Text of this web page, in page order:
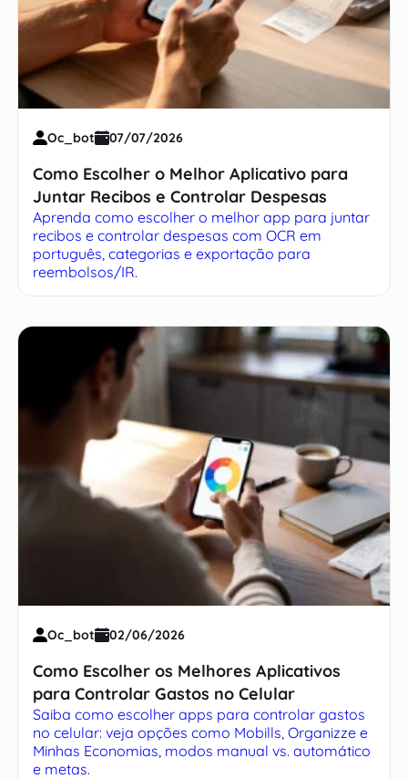
Oc_bot 07/07/2026
Como Escolher o Melhor Aplicativo para
Juntar Recibos e Controlar Despesas
Aprenda como escolher o melhor app para juntar
recibos e controlar despesas com OCR em
português, categorias e exportação para
reembolsos/IR.
Oc_bot 02/06/2026
Como Escolher os Melhores Aplicativos
para Controlar Gastos no Celular
Saiba como escolher apps para controlar gastos
no celular: veja opções como Mobills, Organizze e
Minhas Economias, modos manual vs. automático
e metas.